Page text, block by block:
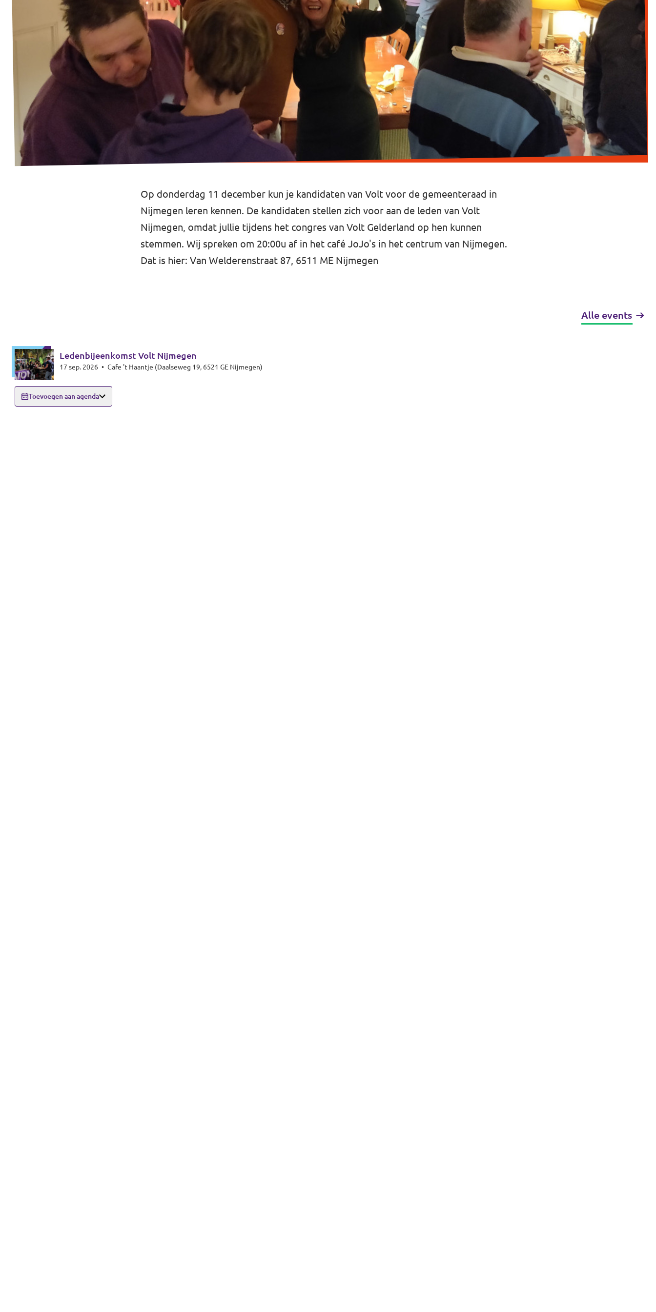
Op donderdag 11 december kun je kandidaten van Volt voor de gemeenteraad in
Nijmegen leren kennen. De kandidaten stellen zich voor aan de leden van Volt
Nijmegen, omdat jullie tijdens het congres van Volt Gelderland op hen kunnen
stemmen. Wij spreken om 20:00u af in het café JoJo's in het centrum van Nijmegen.
Dat is hier: Van Welderenstraat 87, 6511 ME Nijmegen
Alle events
Ledenbijeenkomst Volt Nijmegen
17 sep. 2026 • Cafe 't Haantje (Daalseweg 19, 6521 GE Nijmegen)
Toevoegen aan agenda